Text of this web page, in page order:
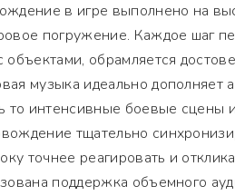
в игре выполнено на
погружение. Каждое шаг
объектами, обрамляется
музыка идеально
то интенсивные боевые
тщательно
точнее реагировать и
поддержка объемного